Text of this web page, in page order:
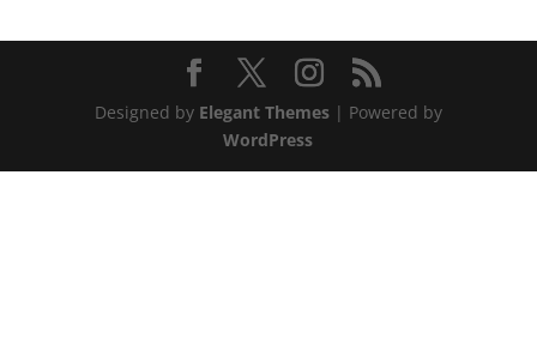
Designed by Elegant Themes| Powered by
WordPress